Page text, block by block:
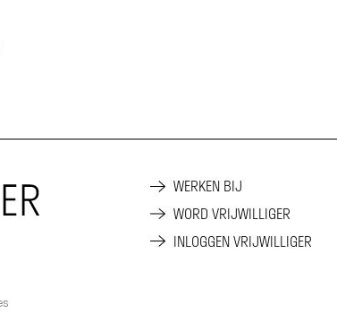
WERKEN BIJ
WORD VRIJWILLIGER
INLOGGEN VRIJWILLIGER